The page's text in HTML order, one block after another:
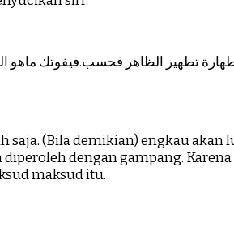
تطهير الظاهر فحسب.فيفوتك
(Bila demikian) engkau akan
dengan gampang.
maksud itu.